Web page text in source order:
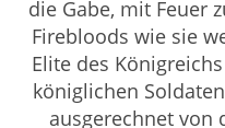
die Gabe, mit Feuer
Firebloods wie sie
Elite des
königlichen
ausgerechnet von